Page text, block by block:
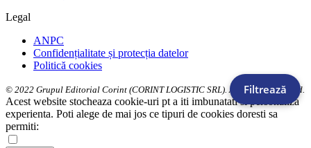
Legal
ANPC
Confidențialitate și protecția datelor
Politică cookies
© 2022 Grupul Editorial Corint (CORINT LOGISTIC SRL). All Rights Reserved.
Acest website stocheaza cookie-uri pt a iti imbunatati si personaliza
experienta. Poti alege de mai jos ce tipuri de cookies doresti sa
permiti:
Filtrează